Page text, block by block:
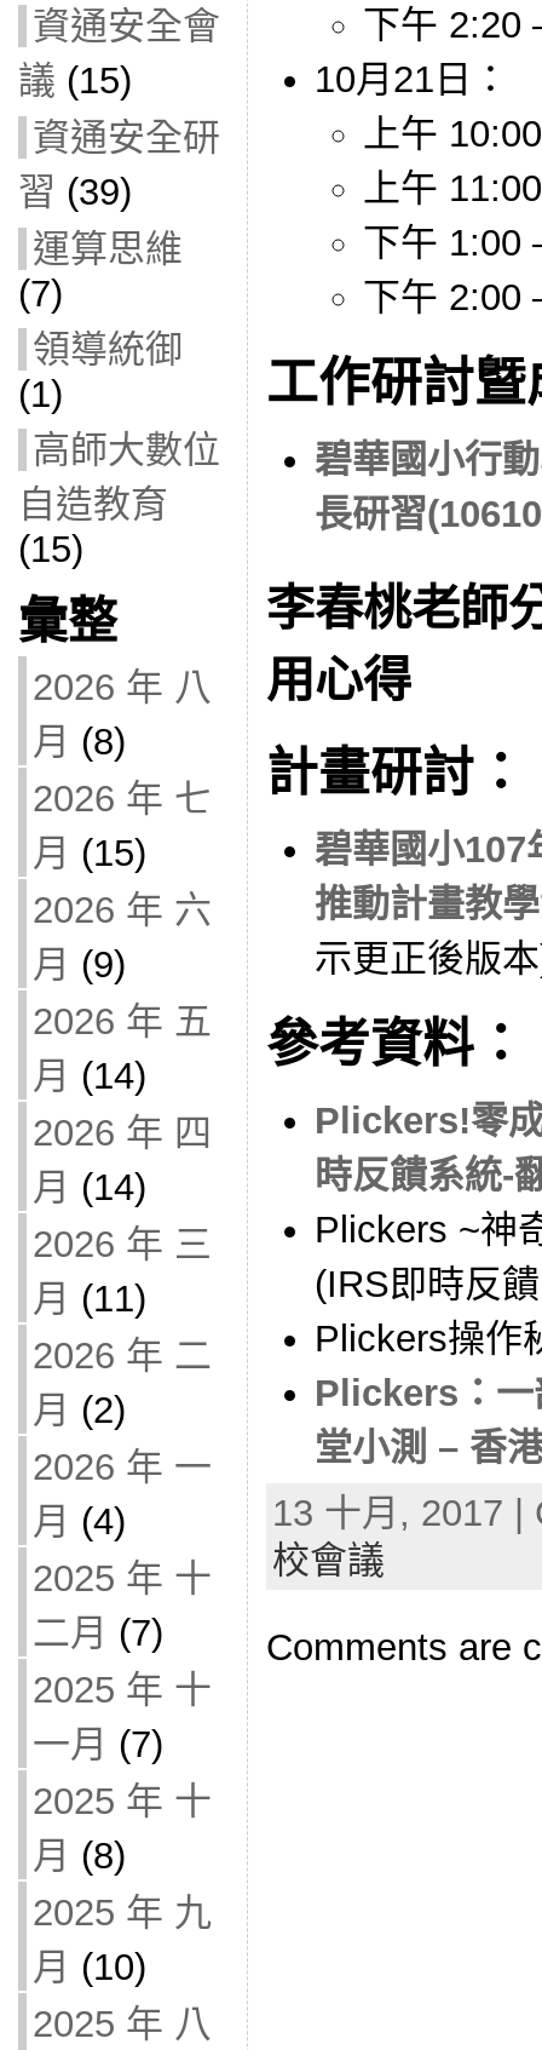
資通安全會
議 (15)
資通安全研
習 (39)
運算思維
(7)
領導統御
(1)
高師大數位
自造教育
(15)
彙整
2026 年 八
月 (8)
2026 年 七
月 (15)
2026 年 六
月 (9)
2026 年 五
月 (14)
2026 年 四
月 (14)
2026 年 三
月 (11)
2026 年 二
月 (2)
2026 年 一
月 (4)
2025 年 十
二月 (7)
2025 年 十
一月 (7)
2025 年 十
月 (8)
2025 年 九
月 (10)
2025 年 八
下午 2:20
10月21日：
上午
上午
下午 1:00
下午 2:00
工作研討
碧華國小行
長研習
李春桃老師
用心得
計畫研討：
碧華國小107
推動計畫教
示更正後版
參考資料：
Plickers!零
時反饋系統-
Plickers ~神
(IRS即時反
Plickers操作
Plickers：一
堂小測 – 香
13 十月, 2017
校會議
Comments are